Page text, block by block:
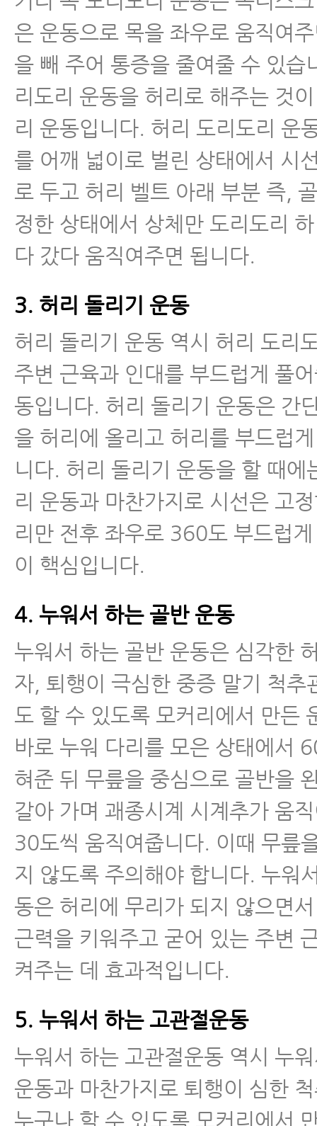
- 추간판탈출증 운동 8.맨몸스쿼
- 추간판탈출증 운동 9.계단 오르
- 추간판탈출증 운동 10.모커리 슈
- 퇴행성허리디스크와 허리디스크
- 허리디스크, 척추관협착증 MRI
면 안 되는 이유
- 허리디스크치료 - 허리디스크에
속 맞으신다고요?
- 허리디스크 급성기에 운동으로
없는 이유와 운동을 해야 하는 시기
- 허리디스크 치료 받아도 잘 낫지
지
- 허리에 좋은 음식, 허리디스크·
식 찾으신다구요? 이 음식을 꼭 섭
- 추간판탈출증, 협착증 주사나 시
게 아플 때 사람들이 많이 하는 3
- 허리디스크치료가 끝난 후 자가
- 허리디스크파열 회복 단계와 단
- 허리디스크는 어떻게 척추협착
까? 전조증상과 진행을 막는 방법
- 허리신경주사 꼭 맞아야 할 이유
안 되는 이유
- 허리디스크 운동 불변의 법칙,
않으면 여러분의 허리는 나빠집니
- 허리디스크 허리통증 환자는 일
닌 와이드 스쿼트를 해야 한다
- 자고 일어나면 아침에 통증이 극
크 환자가 매일 꼭 해야 하는 4가
- 허리디스크 협착증 신전운동에
- 허리디스크가 오랫동안 낫지 않
유와 해결 방법
은 운동으로 목을 좌우로 움직여
을 빼 주어 통증을 줄여줄 수 있습
리도리 운동을 허리로 해주는 것
리 운동입니다. 허리 도리도리 운
를 어깨 넓이로 벌린 상태에서 시
로 두고 허리 벨트 아래 부분 즉,
정한 상태에서 상체만 도리도리
다 갔다 움직여주면 됩니다.
3. 허리 돌리기 운동
허리 돌리기 운동 역시 허리 도리
주변 근육과 인대를 부드럽게 풀
동입니다. 허리 돌리기 운동은 간
을 허리에 올리고 허리를 부드럽
니다. 허리 돌리기 운동을 할 때에
리 운동과 마찬가지로 시선은 고
리만 전후 좌우로 360도 부드럽
이 핵심입니다.
4. 누워서 하는 골반 운동
누워서 하는 골반 운동은 심각한
자, 퇴행이 극심한 중증 말기 척추
도 할 수 있도록 모커리에서 만든
바로 누워 다리를 모은 상태에서
혀준 뒤 무릎을 중심으로 골반을
갈아 가며 괘종시계 시계추가 움
30도씩 움직여줍니다. 이때 무릎
지 않도록 주의해야 합니다. 누워
동은 허리에 무리가 되지 않으면
근력을 키워주고 굳어 있는 주변
켜주는 데 효과적입니다.
5. 누워서 하는 고관절운동
누워서 하는 고관절운동 역시 누
운동과 마찬가지로 퇴행이 심한
누구나 할 수 있도록 모커리에서